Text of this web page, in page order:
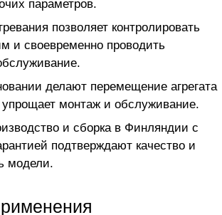
параметров.
позволяет контролировать
и своевременно проводить
делают перемещение агрегата
монтаж и обслуживание.
и сборка в Финляндии с
подтверждают качество и
модели.